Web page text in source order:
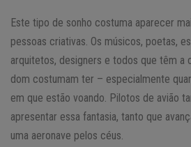
Este tipo de sonho costuma aparecer
pessoas criativas. Os músicos, poetas,
arquitetos, designers e todos que têm a
dom costumam ter – especialmente
em que estão voando. Pilotos de avião
apresentar essa fantasia, tanto que
uma aeronave pelos céus.